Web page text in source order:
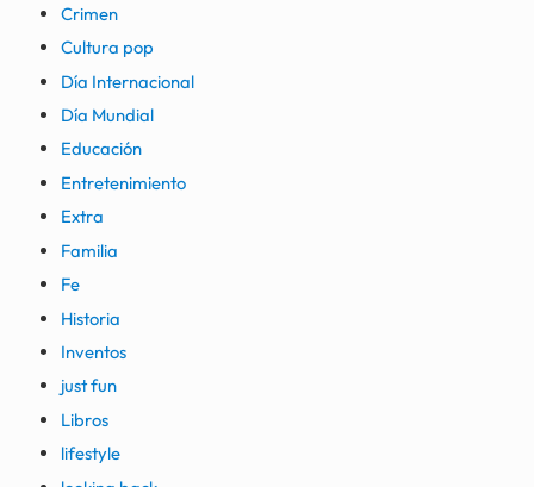
Crimen
Cultura pop
Día Internacional
Día Mundial
Educación
Entretenimiento
Extra
Familia
Fe
Historia
Inventos
just fun
Libros
lifestyle